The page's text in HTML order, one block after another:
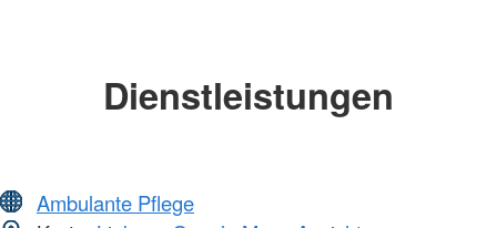
Dienstleistungen
Ambulante Pflege